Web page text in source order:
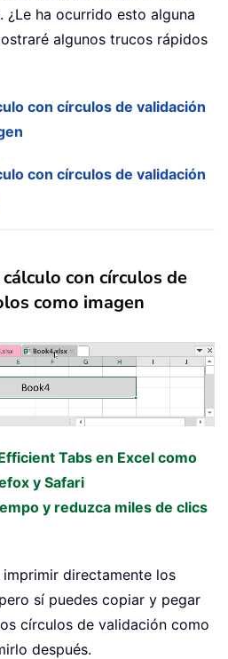
¿Le ha ocurrido esto alguna
algunos trucos rápidos
con círculos de validación
con círculos de validación
con círculos de
como imagen
Tabs en Excel como
y Safari
y reduzca miles de clics
directamente los
sí puedes copiar y pegar
círculos de validación como
después.